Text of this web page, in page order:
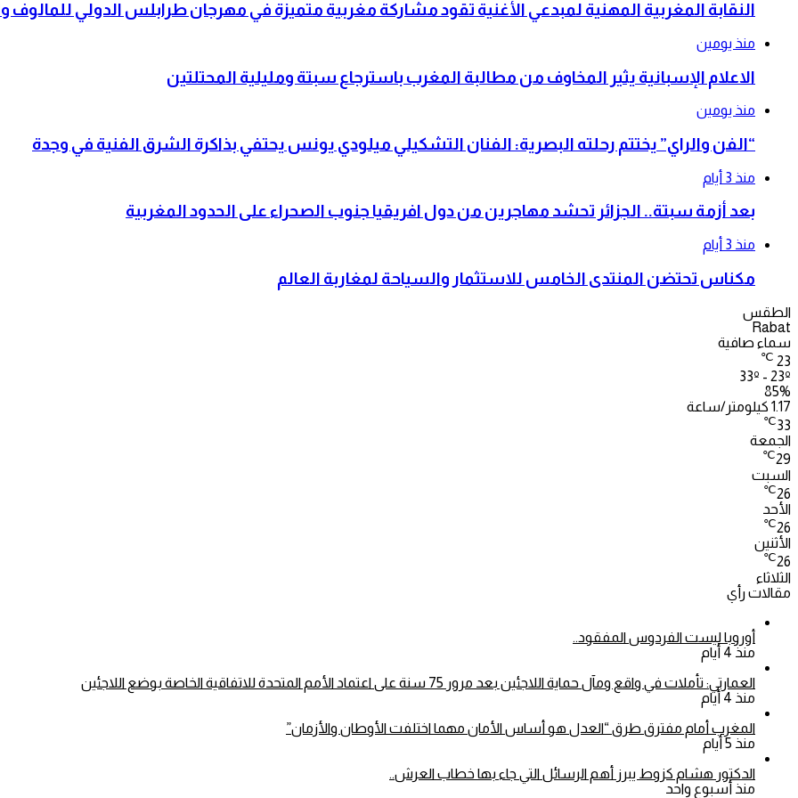
النقابة المغربية المهنية لمبدعي الأغنية تقود مشاركة مغربية متميزة في مهرجان طرابلس الدولي
منذ يومين
الاعلام الإسبانية يثير المخاوف من مطالبة المغرب باسترجاع سبتة ومليلية المحتلتين
منذ يومين
“الفن والراي” يختتم رحلته البصرية: الفنان التشكيلي ميلودي يونس يحتفي بذاكرة الشرق الفنية في وجدة
منذ 3 أيام
بعد أزمة سبتة.. الجزائر تحشد مهاجرين من دول افريقيا جنوب الصحراء على الحدود المغربية
منذ 3 أيام
مكناس تحتضن المنتدى الخامس للاستثمار والسياحة لمغاربة العالم
الطقس
Rabat
سماء صافية
23
℃
33º - 23º
85%
1.17 كيلومتر/ساعة
33
℃
الجمعة
29
℃
السبت
26
℃
الأحد
26
℃
الأثنين
26
℃
الثلاثاء
مقالات رأي
أوروبا ليست الفردوس المفقود..
منذ 4 أيام
العمارتي: تأملات في واقع ومآل حماية اللاجئين بعد مرور 75 سنة على اعتماد الأمم المتحدة للاتفاقية الخاصة بوضع اللاجئين
منذ 4 أيام
المغرب أمام مفترق طرق “العدل هو أساس الأمان مهما اختلفت الأوطان والأزمان”
منذ 5 أيام
الدكتور هشام كزوط يبرز أهم الرسائل التي جاء بها خطاب العرش..
منذ أسبوع واحد